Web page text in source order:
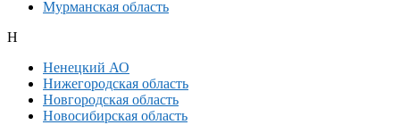
Мурманская область
Н
Ненецкий АО
Нижегородская область
Новгородская область
Новосибирская область